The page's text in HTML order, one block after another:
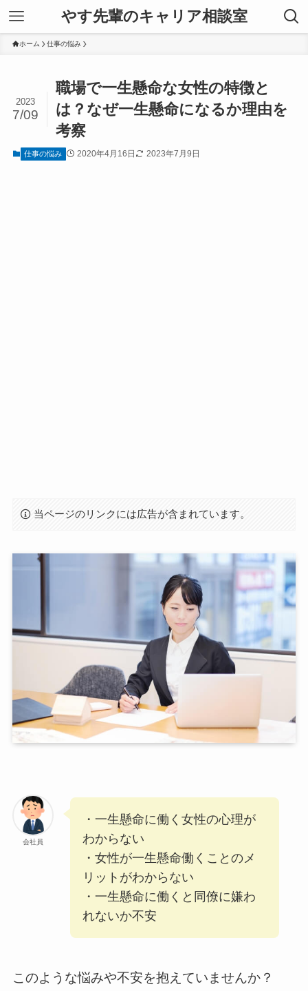
やす先輩のキャリア相談室
ホーム 仕事の悩み
職場で一生懸命な女性の特徴と
は？なぜ一生懸命になるか理由を
考察
2023
7/09
仕事の悩み 2020年4月16日 2023年7月9日
当ページのリンクには広告が含まれています。
会社員
・一生懸命に働く女性の心理が
わからない
・女性が一生懸命働くことのメ
リットがわからない
・一生懸命に働くと同僚に嫌わ
れないか不安
このような悩みや不安を抱えていませんか？